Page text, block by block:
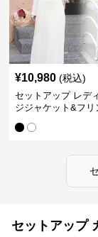
¥10,980 (税込)
セットアップ レデ
ジジャケット&フリ
スカートツイード
セットアップ